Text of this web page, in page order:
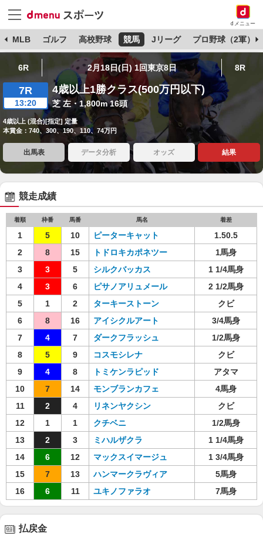
dメニュー
MLB ゴルフ 高校野球 競馬 Jリーグ プロ野球（2軍）
6R 2月18日(日) 1回東京8日 8R
7R
13:20
4歳以上1勝クラス(500万円以下)
芝 左・1,800m 16頭
4歳以上 (混合)[指定] 定量
本賞金：740、300、190、110、74万円
出馬表 データ分析 オッズ 結果
競走成績
着順 枠番 馬番 馬名 着差
1 5 10 ピーターキャット
1.50.5
2
8 15 トドロキカポネツー
1馬身
3
3 5 シルクバッカス
1 1/4馬身
4
3 6 ピサノアリュメール
2 1/2馬身
5
1 2 ターキーストーン
クビ
6
8 16 アイシクルアート
3/4馬身
7
4 7 ダークフラッシュ
1/2馬身
8
5 9 コスモシレナ
クビ
9
4 8 トミケンラピッド
アタマ
10
7 14 モンブランカフェ
4馬身
11
2 4 リネンヤクシン
クビ
12
1 1 クチベニ
1/2馬身
13
2 3 ミハルザクラ
1 1/4馬身
14
6 12 マックスイマージュ
1 3/4馬身
15
7 13 ハンマークラヴィア
5馬身
16
6 11 ユキノファラオ 7馬身
払戻金